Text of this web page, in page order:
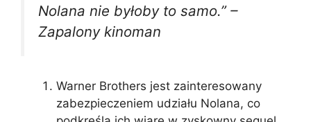
Nolana nie byłoby to samo.” –
Zapalony kinoman
Warner Brothers jest zainteresowany
zabezpieczeniem udziału Nolana, co